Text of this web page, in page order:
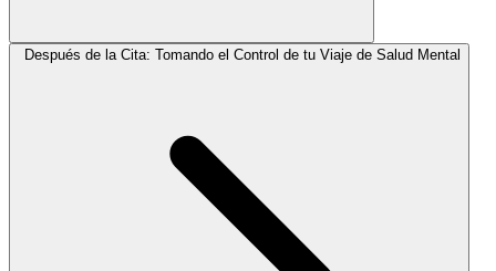
Después de la Cita: Tomando el Control de tu Viaje de Salud Mental